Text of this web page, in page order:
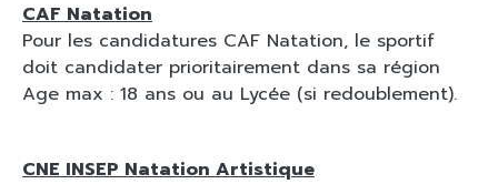
CAF Natation
Pour les candidatures CAF Natation, le sportif
doit candidater prioritairement dans sa région
Age max : 18 ans ou au Lycée (si redoublement).
CNE INSEP Natation Artistique